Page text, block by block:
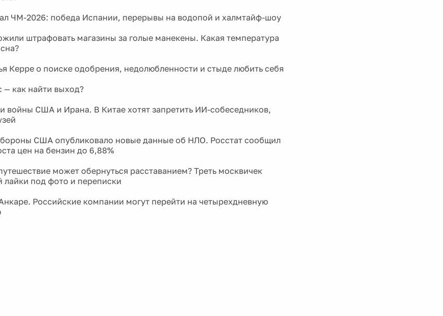
ЧМ-2026: победа Испании, перерывы на водопой и халмтайф-шоу
штрафовать магазины за голые манекены. Какая температура
Керре о поиске одобрения, недолюбленности и стыде любить себя
как найти выход?
войны США и Ирана. В Китае хотят запретить ИИ-собеседников,
США опубликовало новые данные об НЛО. Росстат сообщил
цен на бензин до 6,88%
может обернуться расставанием? Треть москвичек
лайки под фото и переписки
Российские компании могут перейти на четырехдневную